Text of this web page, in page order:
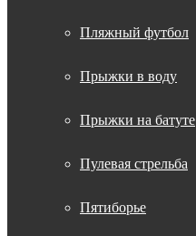
Пляжный футбол
Прыжки в воду
Прыжки на батуте
Пулевая стрельба
Пятиборье